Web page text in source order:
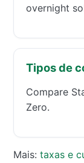
overnight
Tipos de
Compare
Zero.
Mais: taxas e